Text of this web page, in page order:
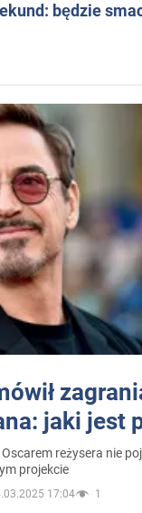
będzie
jaki jest
reżysera nie
projekcie
17:04 1